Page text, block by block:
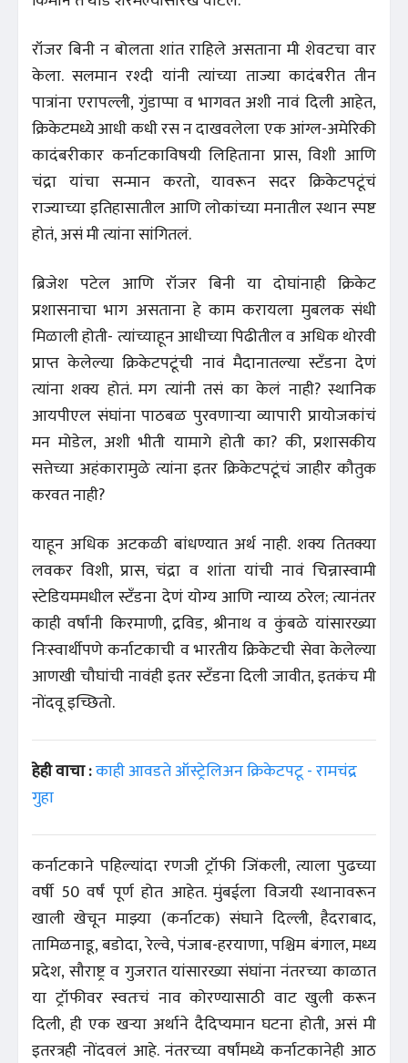
रॉजर बिनी न बोलता शांत राहिले असताना मी शेवटचा वार
केला. सलमान रश्दी यांनी त्यांच्या ताज्या कादंबरीत तीन
पात्रांना एरापल्ली, गुंडाप्पा व भागवत अशी नावं दिली आहेत,
क्रिकेटमध्ये आधी कधी रस न दाखवलेला एक आंग्ल-अमेरिकी
कादंबरीकार कर्नाटकाविषयी लिहिताना प्रास, विशी आणि
चंद्रा यांचा सन्मान करतो, यावरून सदर क्रिकेटपटूंचं
राज्याच्या इतिहासातील आणि लोकांच्या मनातील स्थान स्पष्ट
होतं, असं मी त्यांना सांगितलं.
ब्रिजेश पटेल आणि रॉजर बिनी या दोघांनाही क्रिकेट
प्रशासनाचा भाग असताना हे काम करायला मुबलक संधी
मिळाली होती- त्यांच्याहून आधीच्या पिढीतील व अधिक थोरवी
प्राप्त केलेल्या क्रिकेटपटूंची नावं मैदानातल्या स्टँडना देणं
त्यांना शक्य होतं. मग त्यांनी तसं का केलं नाही? स्थानिक
आयपीएल संघांना पाठबळ पुरवणाऱ्या व्यापारी प्रायोजकांचं
मन मोडेल, अशी भीती यामागे होती का? की, प्रशासकीय
सत्तेच्या अहंकारामुळे त्यांना इतर क्रिकेटपटूंचं जाहीर कौतुक
करवत नाही?
याहून अधिक अटकळी बांधण्यात अर्थ नाही. शक्य तितक्या
लवकर विशी, प्रास, चंद्रा व शांता यांची नावं चिन्नास्वामी
स्टेडियममधील स्टँडना देणं योग्य आणि न्याय्य ठरेल; त्यानंतर
काही वर्षांनी किरमाणी, द्रविड, श्रीनाथ व कुंबळे यांसारख्या
निःस्वार्थीपणे कर्नाटकाची व भारतीय क्रिकेटची सेवा केलेल्या
आणखी चौघांची नावंही इतर स्टँडना दिली जावीत, इतकंच मी
नोंदवू इच्छितो.
हेही वाचा :काही आवडते ऑस्ट्रेलिअन क्रिकेटपटू - रामचंद्र
गुहा
कर्नाटकाने पहिल्यांदा रणजी ट्रॉफी जिंकली, त्याला पुढच्या
वर्षी 50 वर्षं पूर्ण होत आहेत. मुंबईला विजयी स्थानावरून
खाली खेचून माझ्या (कर्नाटक) संघाने दिल्ली, हैदराबाद,
तामिळनाडू, बडोदा, रेल्वे, पंजाब-हरयाणा, पश्चिम बंगाल, मध्य
प्रदेश, सौराष्ट्र व गुजरात यांसारख्या संघांना नंतरच्या काळात
या ट्रॉफीवर स्वतःचं नाव कोरण्यासाठी वाट खुली करून
दिली, ही एक खऱ्या अर्थाने दैदिप्यमान घटना होती, असं मी
इतरत्रही नोंदवलं आहे. नंतरच्या वर्षांमध्ये कर्नाटकानेही आठ